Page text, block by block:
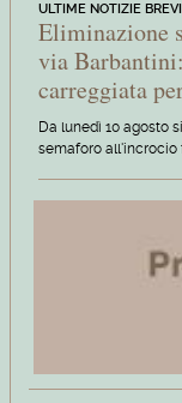
ULTIME NOTIZIE BREVI
Eliminazione
via
carreggiata
Da lunedì 10 agosto
semaforo all'incrocio